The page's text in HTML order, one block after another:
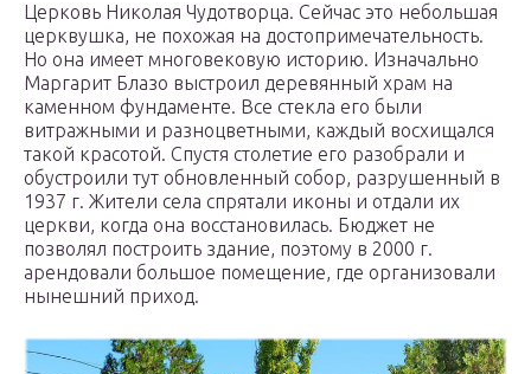
Церковь Николая Чудотворца. Сейчас это небольшая
церквушка, не похожая на достопримечательность.
Но она имеет многовековую историю. Изначально
Маргарит Блазо выстроил деревянный храм на
каменном фундаменте. Все стекла его были
витражными и разноцветными, каждый восхищался
такой красотой. Спустя столетие его разобрали и
обустроили тут обновленный собор, разрушенный в
1937 г. Жители села спрятали иконы и отдали их
церкви, когда она восстановилась. Бюджет не
позволял построить здание, поэтому в 2000 г.
арендовали большое помещение, где организовали
нынешний приход.